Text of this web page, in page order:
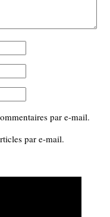
par e-mail.
par e-mail.